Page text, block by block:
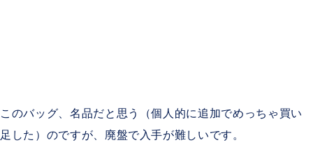
このバッグ、名品だと思う（個人的に追加でめっちゃ買い
足した）のですが、廃盤で入手が難しいです。